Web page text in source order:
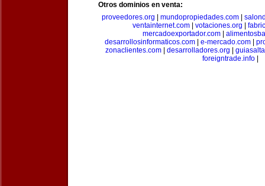
Otros dominios en venta:
proveedores.org
mundopropiedades.com
ventainternet.com| votaciones.org
mercadoexportador.com|
desarrollosinformaticos.com| e-mercado.com|
zonaclientes.com| desarrolladores.org
foreigntrade.info|